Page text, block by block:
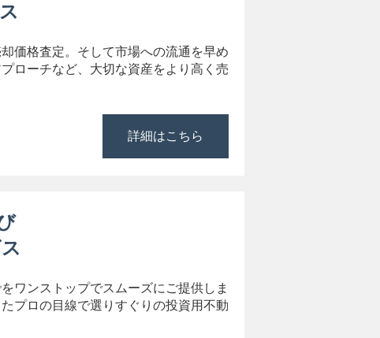
価格査定。そして市場への流通を早め
ローチなど、大切な資産をより高く売
詳細はこちら
ワンストップでスムーズにご提供しま
プロの目線で選りすぐりの投資用不動